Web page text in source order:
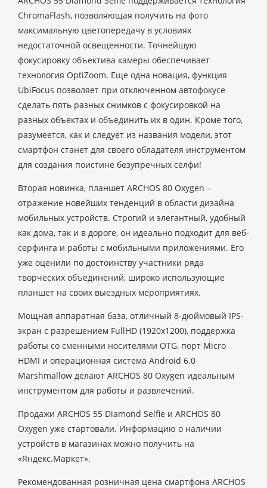
ChromaFlash, позволяющая получить на фото
максимальную цветопередачу в условиях
недостаточной освещенности. Точнейшую
фокусировку объектива камеры обеспечивает
технология OptiZoom. Еще одна новация, функция
UbiFocus позволяет при отключенном автофокусе
сделать пять разных снимков с фокусировкой на
разных объектах и объединить их в один. Кроме того,
разумеется, как и следует из названия модели, этот
смартфон станет для своего обладателя инструментом
для создания поистине безупречных селфи!
Вторая новинка, планшет ARCHOS 80 Oxygen –
отражение новейших тенденций в области дизайна
мобильных устройств. Строгий и элегантный, удобный
как дома, так и в дороге, он идеально подходит для веб-
серфинга и работы с мобильными приложениями. Его
уже оценили по достоинству участники ряда
творческих объединений, широко использующие
планшет на своих выездных мероприятиях.
Мощная аппаратная база, отличный 8-дюймовый IPS-
экран с разрешением FullHD (1920x1200), поддержка
работы со сменными носителями OTG, порт Micro
HDMI и операционная система Android 6.0
Marshmallow делают ARCHOS 80 Oxygen идеальным
инструментом для работы и развлечений.
Продажи ARCHOS 55 Diamond Selfie и ARCHOS 80
Oxygen уже стартовали. Информацию о наличии
устройств в магазинах можно получить на
«Яндекс.Маркет».
Рекомендованная розничная цена смартфона ARCHOS